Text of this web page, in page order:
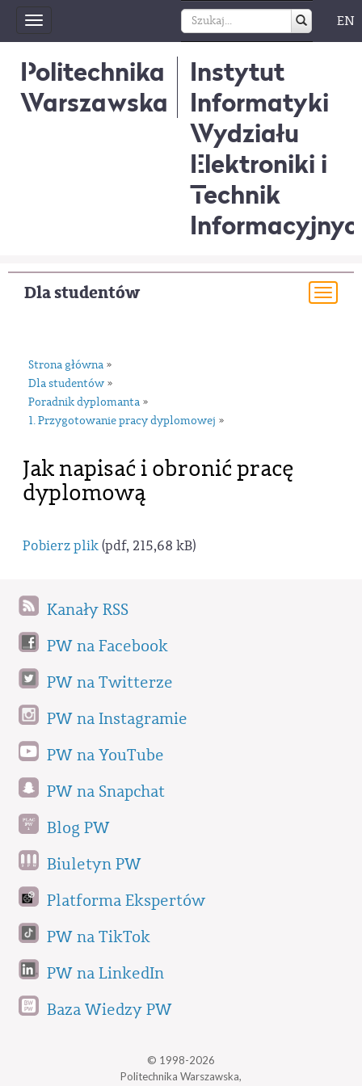
Toggle
navigation
EN
Politechnika
Warszawska
Instytut
Informatyki
Wydziału
Elektroniki i
Technik
Dla studentów
Strona główna »
Dla studentów »
Poradnik dyplomanta »
1. Przygotowanie pracy dyplomowej »
Jak napisać i obronić pracę
dyplomową
Pobierz plik(pdf, 215,68 kB)
Kanały RSS
PW na Facebook
PW na Twitterze
PW na Instagramie
PW na YouTube
PW na Snapchat
Blog PW
Biuletyn PW
Platforma Ekspertów
PW na TikTok
PW na LinkedIn
Baza Wiedzy PW
© 1998-2026
Politechnika Warszawska,